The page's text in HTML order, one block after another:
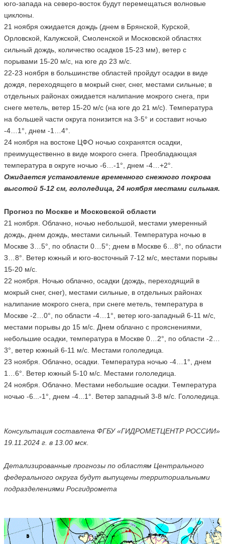
юго-запада на северо-восток будут перемещаться волновые
циклоны.
21 ноября ожидается дождь (днем в Брянской, Курской,
Орловской, Калужской, Смоленской и Московской областях
сильный дождь, количество осадков 15-23 мм), ветер с
порывами 15-20 м/с, на юге до 23 м/с.
22-23 ноября в большинстве областей пройдут осадки в виде
дождя, переходящего в мокрый снег, снег, местами сильные; в
отдельных районах ожидается налипание мокрого снега, при
снеге метель, ветер 15-20 м/с (на юге до 21 м/с). Температура
на большей части округа понизится на 3-5° и составит ночью
-4…1°, днем -1…4°.
24 ноября на востоке ЦФО ночью сохранятся осадки,
преимущественно в виде мокрого снега. Преобладающая
температура в округе ночью -6…-1°, днем -4…+2°.
Ожидается установление временного снежного покрова
высотой 5-12 см, гололедица, 24 ноября местами сильная.
Прогноз по Москве и Московской области
21 ноября. Облачно, ночью небольшой, местами умеренный
дождь, днем дождь, местами сильный. Температура ночью в
Москве 3…5°, по области 0…5°; днем в Москве 6…8°, по области
3…8°. Ветер южный и юго-восточный 7-12 м/с, местами порывы
15-20 м/с.
22 ноября. Ночью облачно, осадки (дождь, переходящий в
мокрый снег, снег), местами сильные, в отдельных районах
налипание мокрого снега, при снеге метель, температура в
Москве -2…0°, по области -4…1°, ветер юго-западный 6-11 м/с,
местами порывы до 15 м/с. Днем облачно с прояснениями,
небольшие осадки, температура в Москве 0…2°, по области -2…
3°, ветер южный 6-11 м/с. Местами гололедица.
23 ноября. Облачно, осадки. Температура ночью -4…1°, днем
1…6°. Ветер южный 5-10 м/с. Местами гололедица.
24 ноября. Облачно. Местами небольшие осадки. Tемпература
ночью -6...-1°, днем -4...1°. Ветер западный 3-8 м/с. Гололедица.
Консультация составлена ФГБУ «ГИДРОМЕТЦЕНТР РОССИИ»
19.11.2024 г. в 13.00 мск.
Детализированные прогнозы по областям Центрального
федерального округа будут выпущены территориальными
подразделениями Росгидромета